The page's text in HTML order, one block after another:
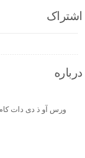
اشتراک
درباره